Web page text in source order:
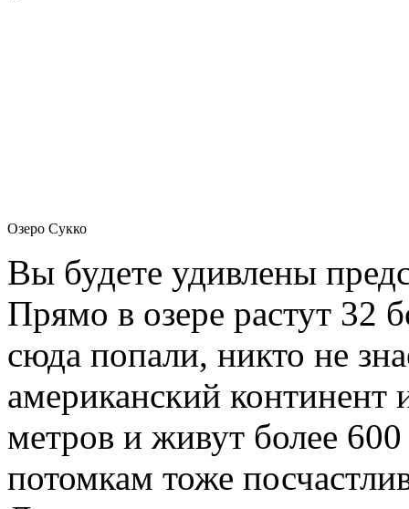
Озеро Сукко
Вы будете удивлены
Прямо в озере растут 32
сюда попали, никто не
американский континент
метров и живут более
потомкам тоже